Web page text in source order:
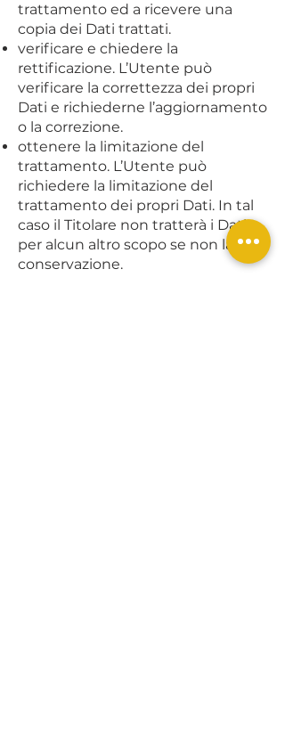
trattamento ed a ricevere una
copia dei Dati trattati.
verificare e chiedere la
rettificazione. L’Utente può
verificare la correttezza dei propri
Dati e richiederne l’aggiornamento
o la correzione.
ottenere la limitazione del
trattamento. L’Utente può
richiedere la limitazione del
trattamento dei propri Dati. In tal
caso il Titolare non tratterà i Dati
per alcun altro scopo se non la loro
conservazione.